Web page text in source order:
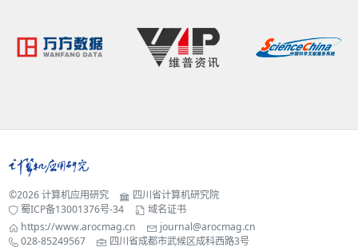
©2026 计算机应用研究
四川省计算机研究院
蜀ICP备13001376号-34
域名证书
https://www.arocmag.cn
journal@arocmag.cn
028-85249567
四川省成都市武候区成科西路3号